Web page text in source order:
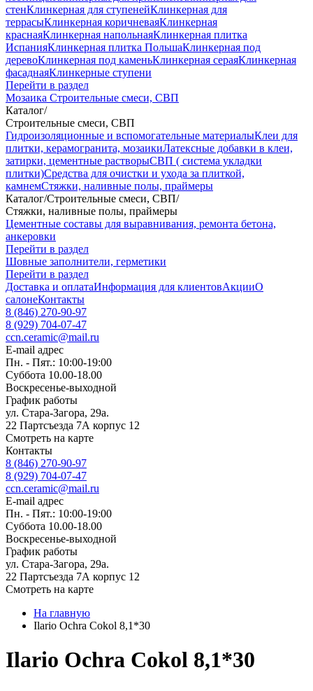
стенКлинкерная для ступенейКлинкерная для
террасыКлинкерная коричневаяКлинкерная
краснаяКлинкерная напольнаяКлинкерная плитка
ИспанияКлинкерная плитка ПольшаКлинкерная под
деревоКлинкерная под каменьКлинкерная сераяКлинкерная
фасаднаяКлинкерные ступени
Перейти в раздел
Мозаика Строительные смеси, СВП
Каталог/
Строительные смеси, СВП
Гидроизоляционные и вспомогательные материалыКлеи для
плитки, керамогранита, мозаикиЛатексные добавки в клеи,
затирки, цементные растворыСВП ( система укладки
плитки)Средства для очистки и ухода за плиткой,
камнемСтяжки, наливные полы, праймеры
Каталог/Строительные смеси, СВП/
Стяжки, наливные полы, праймеры
Цементные составы для выравнивания, ремонта бетона,
анкеровки
Перейти в раздел
Шовные заполнители, герметики
Перейти в раздел
Доставка и оплатаИнформация для клиентовАкцииО
салонеКонтакты
8 (846) 270-90-97
8 (929) 704-07-47
ccn.ceramic@mail.ru
E-mail адрес
Пн. - Пят.: 10:00-19:00
Суббота 10.00-18.00
Воскресенье-выходной
График работы
ул. Стара-Загора, 29а.
22 Партсъезда 7А корпус 12
Смотреть на карте
Контакты
8 (846) 270-90-97
8 (929) 704-07-47
ccn.ceramic@mail.ru
E-mail адрес
Пн. - Пят.: 10:00-19:00
Суббота 10.00-18.00
Воскресенье-выходной
График работы
ул. Стара-Загора, 29а.
22 Партсъезда 7А корпус 12
Смотреть на карте
На главную
Ilario Ochra Cokol 8,1*30
Ilario Ochra Cokol 8,1*30